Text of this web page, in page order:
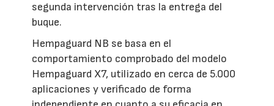
segunda intervención tras la entrega del
buque.
Hempaguard NB se basa en el
comportamiento comprobado del modelo
Hempaguard X7, utilizado en cerca de 5.000
aplicaciones y verificado de forma